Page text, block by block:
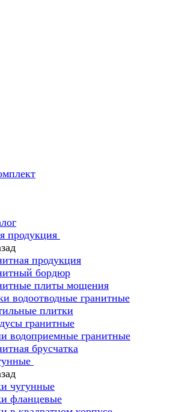
продукция
продукция
бордюр
плиты мощения
водоотводные гранитные
плитки
гранитные
водоприемные гранитные
брусчатка
чугунные
фланцевые